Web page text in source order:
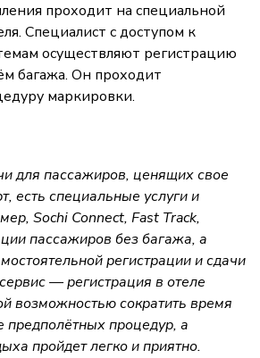
проходит на специальной
Специалист с доступом к
осуществляют регистрацию
багажа. Он проходит
маркировки.
для пассажиров, ценящих свое
есть специальные услуги и
Sochi Connect, Fast Track,
пассажиров без багажа, а
регистрации и сдачи
— регистрация в отеле
возможностью сократить время
предполётных процедур, а
пройдет легко и приятно.